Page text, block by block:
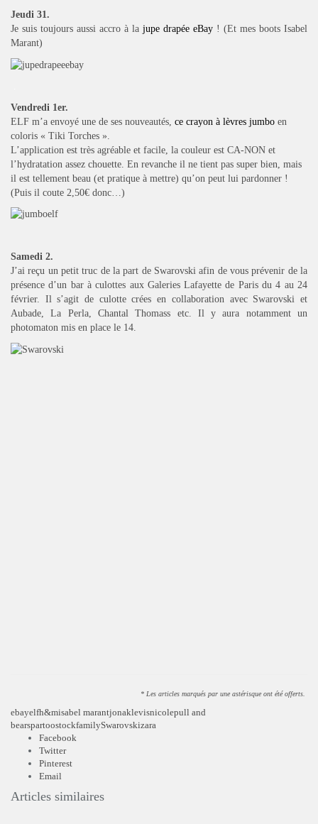
Jeudi 31.
Je suis toujours aussi accro à la jupe drapée eBay ! (Et mes boots Isabel
Marant)
Vendredi 1er.
ELF m’a envoyé une de ses nouveautés, ce crayon à lèvres jumbo en
coloris « Tiki Torches ».
L’application est très agréable et facile, la couleur est CA-NON et
l’hydratation assez chouette. En revanche il ne tient pas super bien, mais
il est tellement beau (et pratique à mettre) qu’on peut lui pardonner !
(Puis il coute 2,50€ donc…)
Samedi 2.
J’ai reçu un petit truc de la part de Swarovski afin de vous prévenir de la
présence d’un bar à culottes aux Galeries Lafayette de Paris du 4 au 24
février. Il s’agit de culotte crées en collaboration avec Swarovski et
Aubade, La Perla, Chantal Thomass etc. Il y aura notamment un
photomaton mis en place le 14.
* Les articles marqués par une astérisque ont été offerts.
ebayelfh&misabel marantjonaklevisnicolepull and
bearspartoostockfamilySwarovskizara
Facebook
Twitter
Pinterest
Email
Articles similaires